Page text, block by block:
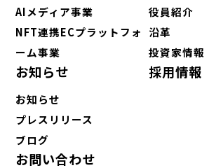
AIメディア事業
NFT連携ECプラットフォ
ーム事業
役員紹介
沿革
投資家情報
お知らせ
お知らせ
プレスリリース
ブログ
採用情報
お問い合わせ